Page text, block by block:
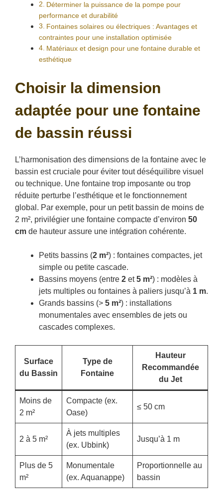
Déterminer la puissance de la pompe pour
performance et durabilité
Fontaines solaires ou électriques : Avantages et
contraintes pour une installation optimisée
Matériaux et design pour une fontaine durable et
esthétique
Choisir la dimension
adaptée pour une fontaine
de bassin réussi
L’harmonisation des dimensions de la fontaine avec le
bassin est cruciale pour éviter tout déséquilibre visuel
ou technique. Une fontaine trop imposante ou trop
réduite perturbe l’esthétique et le fonctionnement
global. Par exemple, pour un petit bassin de moins de
2 m², privilégier une fontaine compacte d’environ 50
cm de hauteur assure une intégration cohérente.
Petits bassins (2 m²) : fontaines compactes, jet
simple ou petite cascade.
Bassins moyens (entre 2 et5 m²) : modèles à
jets multiples ou fontaines à paliers jusqu’à 1 m.
Grands bassins (> 5 m²) : installations
monumentales avec ensembles de jets ou
cascades complexes.
Surface
du Bassin
Type de
Fontaine
Hauteur
Recommandée
du Jet
Moins de
2 m²
Compacte (ex.
Oase)
≤ 50 cm
2 à 5 m²
À jets multiples
(ex. Ubbink)
Jusqu’à 1 m
Plus de 5
m²
Monumentale
(ex. Aquanappe)
Proportionnelle au
bassin